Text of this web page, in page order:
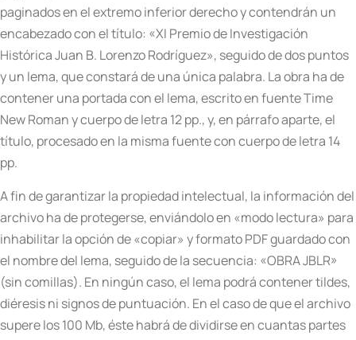
paginados en el extremo inferior derecho y contendrán un
encabezado con el título: «XI Premio de Investigación
Histórica Juan B. Lorenzo Rodríguez», seguido de dos puntos
y un lema, que constará de una única palabra. La obra ha de
contener una portada con el lema, escrito en fuente Time
New Roman y cuerpo de letra 12 pp., y, en párrafo aparte, el
título, procesado en la misma fuente con cuerpo de letra 14
pp.
A fin de garantizar la propiedad intelectual, la información del
archivo ha de protegerse, enviándolo en «modo lectura» para
inhabilitar la opción de «copiar» y formato PDF guardado con
el nombre del lema, seguido de la secuencia: «OBRA JBLR»
(sin comillas). En ningún caso, el lema podrá contener tildes,
diéresis ni signos de puntuación. En el caso de que el archivo
supere los 100 Mb, éste habrá de dividirse en cuantas partes